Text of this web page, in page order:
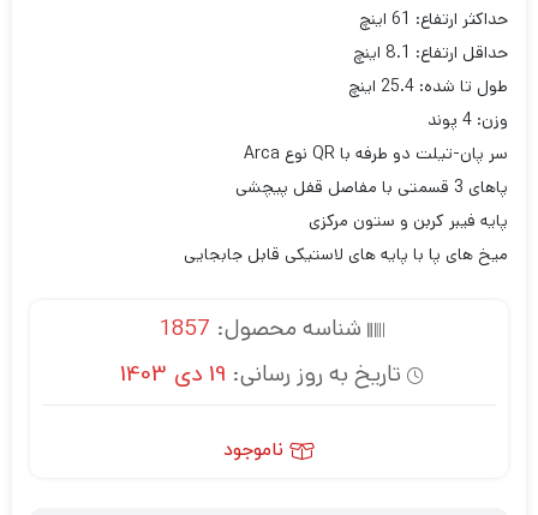
حداکثر ارتفاع: 61 اینچ
حداقل ارتفاع: 8.1 اینچ
طول تا شده: 25.4 اینچ
وزن: 4 پوند
سر پان-تیلت دو طرفه با QR نوع Arca
پاهای 3 قسمتی با مفاصل قفل پیچشی
پایه فیبر کربن و ستون مرکزی
میخ های پا با پایه های لاستیکی قابل جابجایی
شناسه محصول: 1857
تاریخ به روز رسانی: 19 دی 1403
ناموجود